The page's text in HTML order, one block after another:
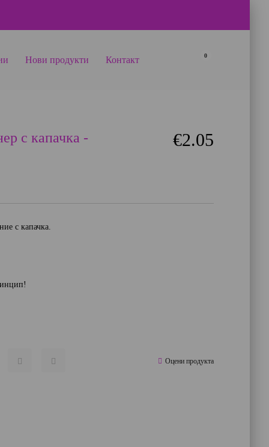
0
Нови продукти Контакт
с капачка - €2.05
с капачка.
Оцени продукта